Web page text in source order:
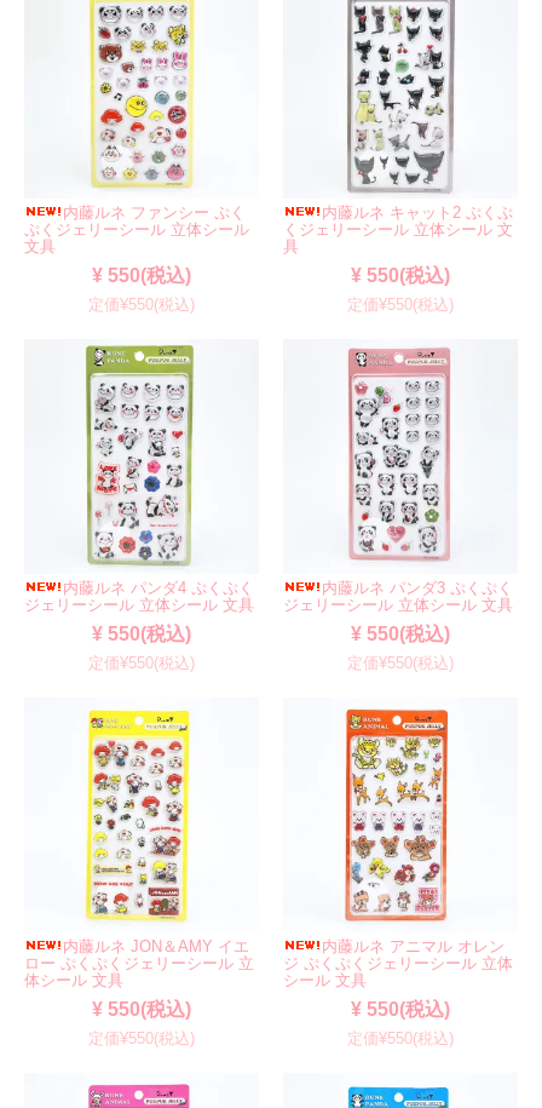
内藤ルネ ファンシー ぷく
ぷくジェリーシール 立体シール
文具
¥ 550(税込)
定価¥550(税込)
内藤ルネ キャット2 ぷくぷ
くジェリーシール 立体シール 文
具
¥ 550(税込)
定価¥550(税込)
内藤ルネ パンダ4 ぷくぷく
ジェリーシール 立体シール 文具
¥ 550(税込)
定価¥550(税込)
内藤ルネ パンダ3 ぷくぷく
ジェリーシール 立体シール 文具
¥ 550(税込)
定価¥550(税込)
内藤ルネ JON＆AMY イエ
ロー ぷくぷくジェリーシール 立
体シール 文具
¥ 550(税込)
定価¥550(税込)
内藤ルネ アニマル オレン
ジ ぷくぷくジェリーシール 立体
シール 文具
¥ 550(税込)
定価¥550(税込)